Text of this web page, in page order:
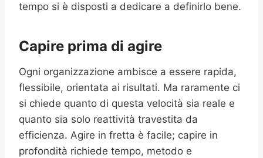
tempo si è disposti a dedicare a definirlo bene.
Capire prima di agire
Ogni organizzazione ambisce a essere rapida,
flessibile, orientata ai risultati. Ma raramente ci
si chiede quanto di questa velocità sia reale e
quanto sia solo reattività travestita da
efficienza. Agire in fretta è facile; capire in
profondità richiede tempo, metodo e